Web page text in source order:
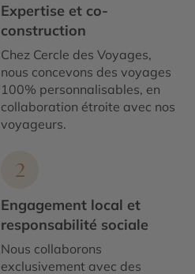
Expertise et co-
construction
Chez Cercle des Voyages,
nous concevons des voyages
100% personnalisables, en
collaboration étroite avec nos
voyageurs.
2
Engagement local et
responsabilité sociale
Nous collaborons
exclusivement avec des